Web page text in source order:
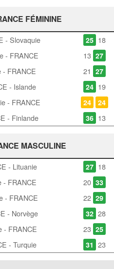
FÉMININE
- Slovaquie 25 18
- FRANCE 13 27
- FRANCE 21 27
- Islande 24 19
- FRANCE 24 24
- Finlande 36 13
MASCULINE
- Lituanie 27 18
- FRANCE 20 33
- FRANCE 22 29
- Norvège 32 28
- FRANCE 23 25
- Turquie 31 23